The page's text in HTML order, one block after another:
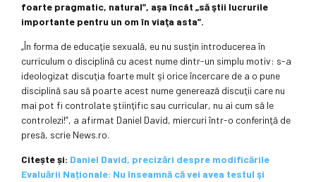
foarte pragmatic, natural”, aşa încât „să ştii lucrurile
importante pentru un om în viaţa asta”.
„În forma de educaţie sexuală, eu nu susţin introducerea în
curriculum o disciplină cu acest nume dintr-un simplu motiv: s-a
ideologizat discuţia foarte mult şi orice încercare de a o pune
disciplină sau să poarte acest nume generează discuţii care nu
mai pot fi controlate ştiinţific sau curricular, nu ai cum să le
controlezi!”, a afirmat Daniel David, miercuri într-o conferinţă de
presă, scrie News.ro.
Citește și: Daniel David, precizări despre modificările
Evaluării Naționale: Nu înseamnă că vei avea testul şi